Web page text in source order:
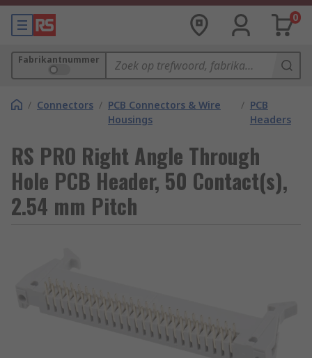
0
Fabrikantnummer
/ Connectors / PCB Connectors & Wire
Housings
/ PCB
Headers
RS PRO Right Angle Through
Hole PCB Header, 50 Contact(s),
2.54 mm Pitch